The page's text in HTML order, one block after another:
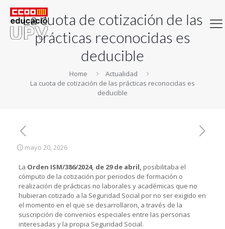
La cuota de cotización de las
prácticas reconocidas es
deducible
Home
Actualidad
La cuota de cotización de las prácticas reconocidas es
deducible
mayo 20, 2026
La Orden ISM/386/2024, de 29 de abril, posibilitaba el
cómputo de la cotización por periodos de formación o
realización de prácticas no laborales y académicas que no
hubieran cotizado a la Seguridad Social por no ser exigido en
el momento en el que se desarrollaron, a través de la
suscripción de convenios especiales entre las personas
interesadas y la propia Seguridad Social.